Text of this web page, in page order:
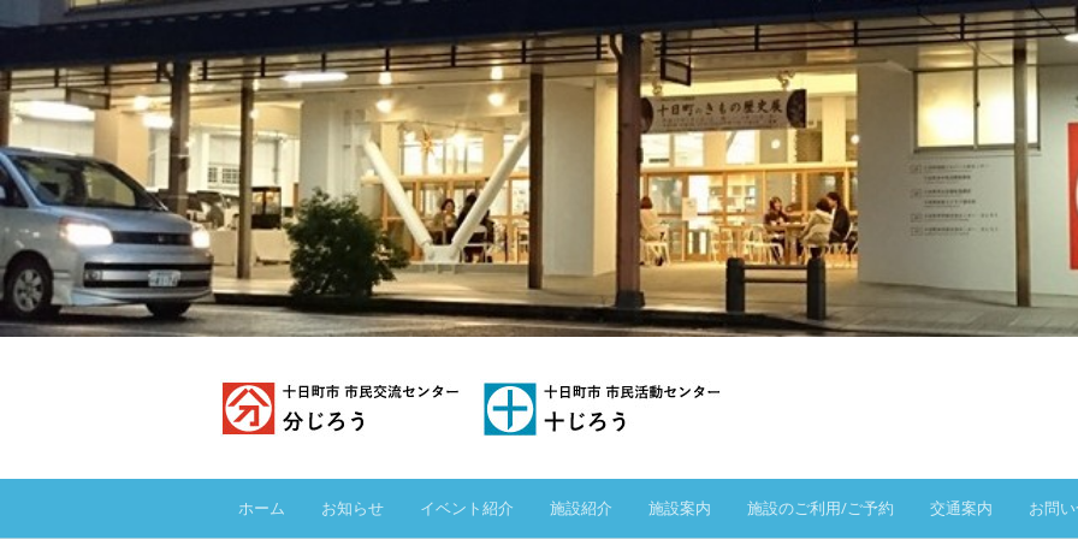
ホーム お知らせ イベント紹介 施設紹介 施設案内 施設のご利用/ご予約 交通案内 お問